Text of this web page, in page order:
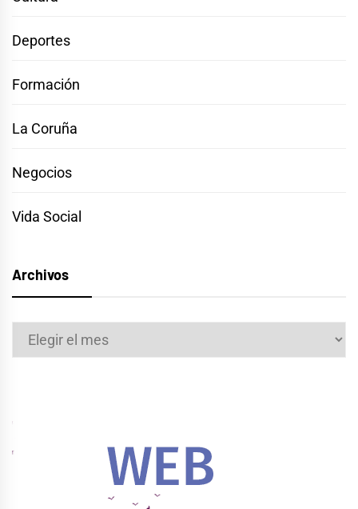
Deportes
Formación
La Coruña
Negocios
Vida Social
Archivos
Archivos